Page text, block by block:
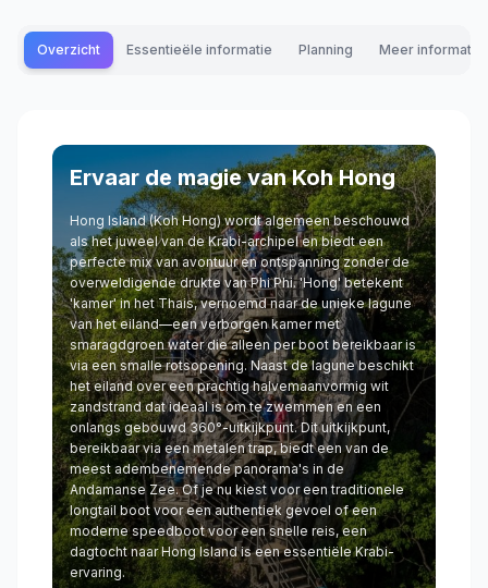
Overzicht Essentieële informatie Planning Meer informatie
Ervaar de magie van Koh Hong
Hong Island (Koh Hong) wordt algemeen beschouwd
als het juweel van de Krabi-archipel en biedt een
perfecte mix van avontuur en ontspanning zonder de
overweldigende drukte van Phi Phi. 'Hong' betekent
'kamer' in het Thais, vernoemd naar de unieke lagune
van het eiland—een verborgen kamer met
smaragdgroen water die alleen per boot bereikbaar is
via een smalle rotsopening. Naast de lagune beschikt
het eiland over een prachtig halvemaanvormig wit
zandstrand dat ideaal is om te zwemmen en een
onlangs gebouwd 360°-uitkijkpunt. Dit uitkijkpunt,
bereikbaar via een metalen trap, biedt een van de
meest adembenemende panorama's in de
Andamanse Zee. Of je nu kiest voor een traditionele
longtail boot voor een authentiek gevoel of een
moderne speedboot voor een snelle reis, een
dagtocht naar Hong Island is een essentiële Krabi-
ervaring.